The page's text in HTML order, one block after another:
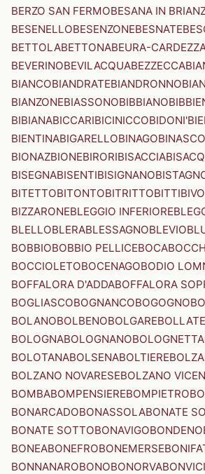
BERZO SAN FERMOBESANA IN
BESENELLOBESENZONEBESNATE
BETTOLABETTONABEURA-
BEVERINOBEVILACQUABEZZECCA
BIANCOBIANDRATEBIANDRONNO
BIANZONEBIASSONOBIBBIANO
BIBIANABICCARIBICINICCOBIDONI'
BIENTINABIGARELLOBINAGOBINASCO
BIONAZBIONEBIRORIBISACCIA
BISEGNABISENTIBISIGNANO
BITETTOBITONTOBITRITTOBITTI
BIZZARONEBLEGGIO INFERIORE
BLELLOBLERABLESSAGNOBLEVIO
BOBBIOBOBBIO PELLICEBOCA
BOCCIOLETOBOCENAGOBODIO
BOFFALORA D'ADDABOFFALORA
BOGLIASCOBOGNANCOBOGOGNO
BOLANOBOLBENOBOLGAREBOLLATE
BOLOGNABOLOGNANOBOLOGNETTA
BOLOTANABOLSENABOLTIERE
BOLZANO NOVARESEBOLZANO
BOMBABOMPENSIEREBOMPIETRO
BONARCADOBONASSOLABONATE
BONATE SOTTOBONAVIGOBONDENO
BONEABONEFROBONEMERSE
BONNANAROBONOBONORVA